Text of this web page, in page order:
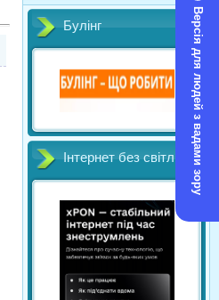
Версія для людей з вадами зору
Булінг
Інтернет без світл